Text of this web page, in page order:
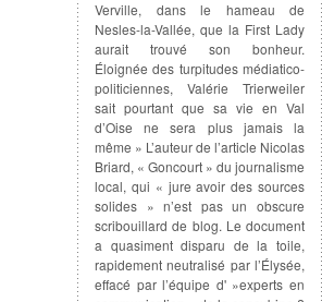
Verville, dans le hameau de
Nesles-la-Vallée, que la First Lady
aurait trouvé son bonheur.
Éloignée des turpitudes médiatico-
politiciennes, Valérie Trierweiler
sait pourtant que sa vie en Val
d’Oise ne sera plus jamais la
même » L’auteur de l’article Nicolas
Briard, « Goncourt » du journalisme
local, qui « jure avoir des sources
solides » n’est pas un obscure
scribouillard de blog. Le document
a quasiment disparu de la toile,
rapidement neutralisé par l’Élysée,
effacé par l’équipe d' »experts en